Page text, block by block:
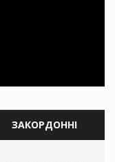
ЗАКОРДОННІ